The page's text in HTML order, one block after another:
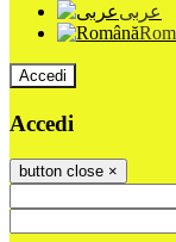
عربى
Accedi
Accedi
button close ×